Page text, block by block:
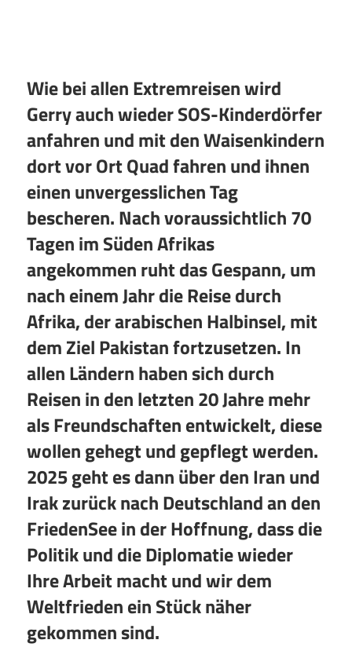
Wie bei allen Extremreisen wird
Gerry auch wieder SOS-Kinderdörfer
anfahren und mit den Waisenkindern
dort vor Ort Quad fahren und ihnen
einen unvergesslichen Tag
bescheren. Nach voraussichtlich 70
Tagen im Süden Afrikas
angekommen ruht das Gespann, um
nach einem Jahr die Reise durch
Afrika, der arabischen Halbinsel, mit
dem Ziel Pakistan fortzusetzen. In
allen Ländern haben sich durch
Reisen in den letzten 20 Jahre mehr
als Freundschaften entwickelt, diese
wollen gehegt und gepflegt werden.
2025 geht es dann über den Iran und
Irak zurück nach Deutschland an den
FriedenSee in der Hoffnung, dass die
Politik und die Diplomatie wieder
Ihre Arbeit macht und wir dem
Weltfrieden ein Stück näher
gekommen sind.